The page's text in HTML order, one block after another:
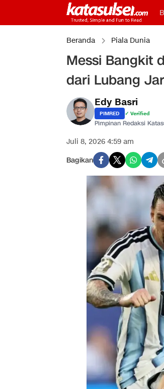
Beranda Piala Dunia
Messi Bangkit
dari Lubang
Edy Basri
PIMRED ✓ Verified
Pimpinan Redaksi
Juli 8, 2026 4:59 am
Bagikan